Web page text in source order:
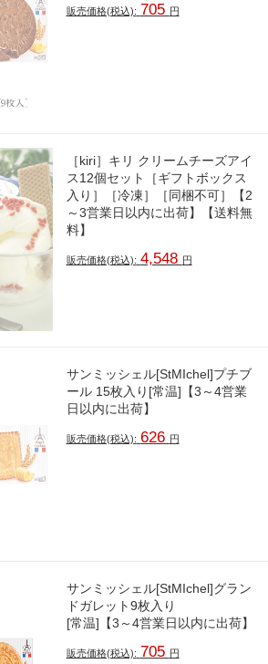
販売価格(税込): 705 円
［kiri］キリ クリームチーズアイ
ス12個セット［ギフトボックス
入り］［冷凍］［同梱不可］【2
～3営業日以内に出荷】【送料無
料】
販売価格(税込): 4,548 円
サンミッシェル[StMIchel]プチブ
ール 15枚入り[常温]【3～4営業
日以内に出荷】
販売価格(税込): 626 円
サンミッシェル[StMIchel]グラン
ドガレット9枚入り
[常温]【3～4営業日以内に出荷】
販売価格(税込): 705 円